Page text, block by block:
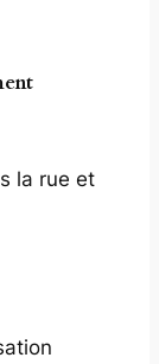
la rue et